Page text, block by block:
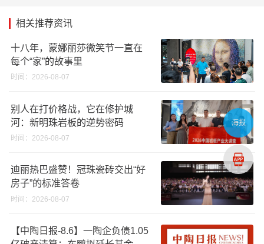
相关推荐资讯
十八年，蒙娜丽莎微笑节一直在
每个“家”的故事里
时间：2026-08-07
别人在打价格战，它在修护城
河：新明珠岩板的逆势密码
时间：2026-08-07
迪丽热巴盛赞！冠珠瓷砖交出“好
房子”的标准答卷
时间：2026-08-07
【中陶日报-8.6】一陶企负债1.05
海报